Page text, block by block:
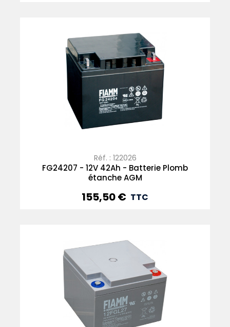
Réf. : 122026
FG24207 - 12V 42Ah - Batterie Plomb
étanche AGM
Prix
155,50 € TTC